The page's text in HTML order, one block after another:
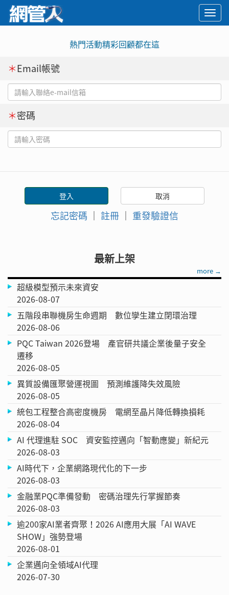
熱門活動精彩回顧都在這
＊Email帳號
＊密碼
忘記密碼 ｜ 註冊 ｜ 重發驗證信
最新上架
more →
超級模型預示未來資安
2026-08-07
五階段串聯機房生命週期 數位孿生建立閉環治理
2026-08-06
PQC Taiwan 2026登場 產官研共議企業後量子安全
遷移
2026-08-05
異質設備匯聚營運視圖 預測維護降失效風險
2026-08-05
統包工程整合高密度機房 電網至晶片降低轉換損耗
2026-08-04
AI 代理進駐 SOC 資安監控邁向「智動應變」新紀元
2026-08-03
AI時代下，企業網路現代化的下一步
2026-08-03
金融業PQC準備發動 密碼治理先行掌握節奏
2026-08-03
逾200家AI業者齊聚！2026 AI應用大展「AI WAVE
SHOW」強勢登場
2026-08-01
企業邁向全領域AI代理
2026-07-30